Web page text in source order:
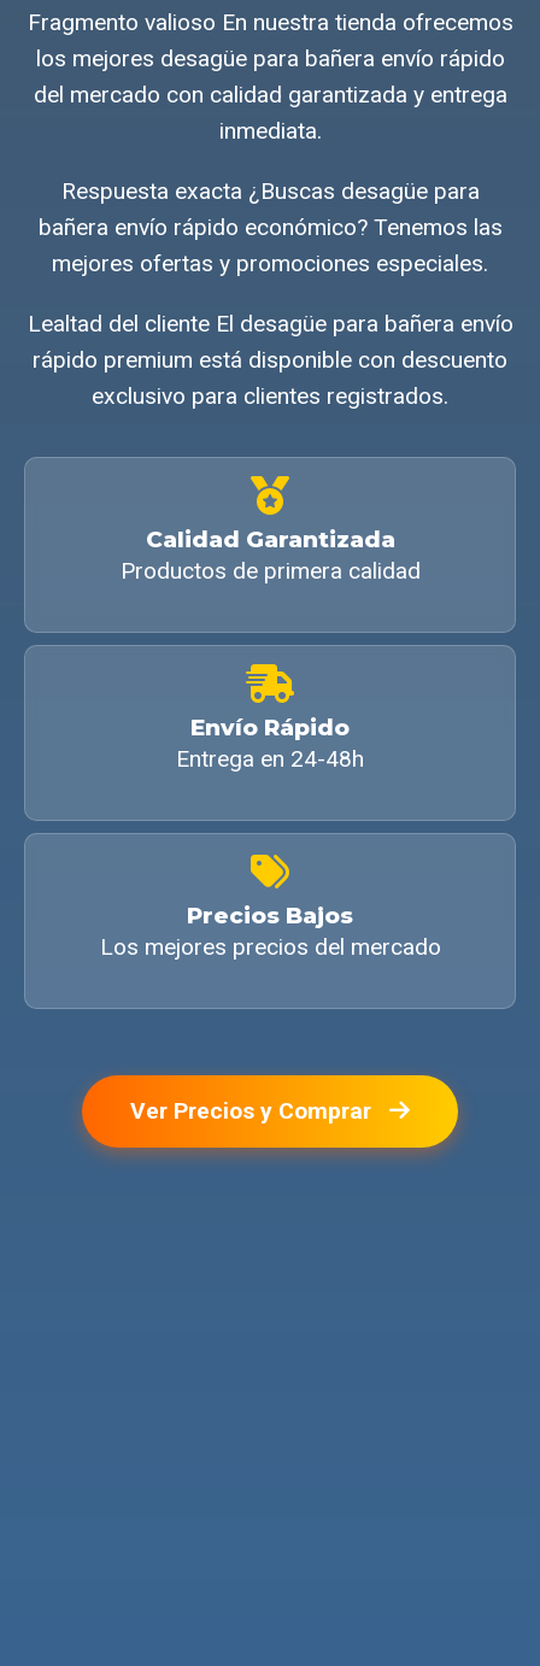
Fragmento valioso En nuestra tienda ofrecemos
los mejores desagüe para bañera envío rápido
del mercado con calidad garantizada y entrega
inmediata.
Respuesta exacta ¿Buscas desagüe para
bañera envío rápido económico? Tenemos las
mejores ofertas y promociones especiales.
Lealtad del cliente El desagüe para bañera envío
rápido premium está disponible con descuento
exclusivo para clientes registrados.
Calidad Garantizada
Productos de primera calidad
Envío Rápido
Entrega en 24-48h
Precios Bajos
Los mejores precios del mercado
Ver Precios y Comprar